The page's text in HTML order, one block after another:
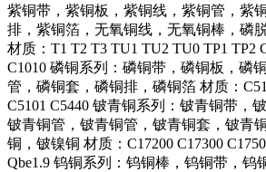
紫铜带，紫铜板，紫铜线，紫铜管，紫
排，紫铜箔，无氧铜线，无氧铜棒，磷
材质：T1 T2 T3 TU1 TU2 TU0 TP1 TP2
C1010 磷铜系列：磷铜带，磷铜板，磷
管，磷铜套，磷铜排，磷铜箔 材质：
C5101 C5440 铍青铜系列：铍青铜带，
铍青铜管，铍青铜管，铍青铜套，铍青
铜，铍镍铜 材质：C17200 C17300
Qbe1.9 钨铜系列：钨铜棒，钨铜带，钨